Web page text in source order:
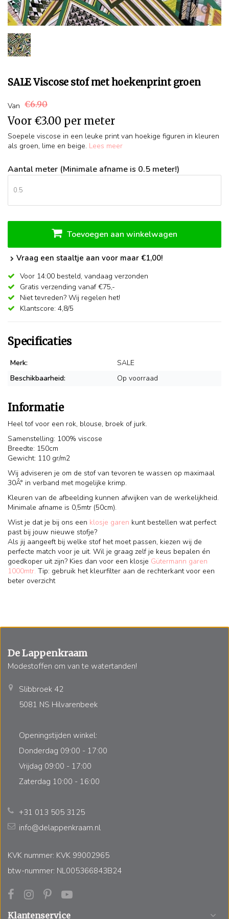
SALE Viscose stof met hoekenprint groen
Van €6.90
Voor €3.00 per meter
Soepele viscose in een leuke print van hoekige figuren in kleuren
als groen, lime en beige. Lees meer
Aantal meter (Minimale afname is 0.5 meter!)
Toevoegen aan winkelwagen
Vraag een staaltje aan voor maar €1,00!
Voor 14:00 besteld, vandaag verzonden
Gratis verzending vanaf €75,-
Niet tevreden? Wij regelen het!
Klantscore: 4,8/5
Specificaties
Merk:
SALE
Beschikbaarheid:
Op voorraad
Informatie
Heel tof voor een rok, blouse, broek of jurk.
Samenstelling: 100% viscose
Breedte: 150cm
Gewicht: 110 gr/m2
Wij adviseren je om de stof van tevoren te wassen op maximaal
30Â° in verband met mogelijke krimp.
Kleuren van de afbeelding kunnen afwijken van de werkelijkheid.
Minimale afname is 0,5mtr (50cm).
Wist je dat je bij ons een klosje garen kunt bestellen wat perfect
past bij jouw nieuwe stofje?
Als jij aangeeft bij welke stof het moet passen, kiezen wij de
perfecte match voor je uit. Wil je graag zelf je keus bepalen én
goedkoper uit zijn? Kies dan voor een klosje Gütermann garen
1000mtr. Tip: gebruik het kleurfilter aan de rechterkant voor een
beter overzicht
De Lappenkraam
Modestoffen om van te watertanden!
Slibbroek 42
5081 NS Hilvarenbeek
Openingstijden winkel:
Donderdag 09:00 - 17:00
Vrijdag 09:00 - 17:00
Zaterdag 10:00 - 16:00
+31 013 505 3125
info@delappenkraam.nl
KVK nummer: KVK 99002965
btw-nummer: NL005366843B24
Klantenservice